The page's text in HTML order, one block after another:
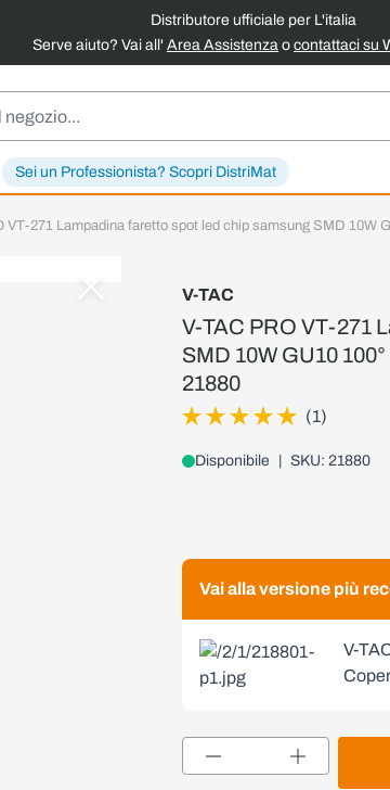
Distributore ufficiale per L'italia
Serve aiuto? Vai all' Area Assistenza o contattaci su
Sei un Professionista? Scopri DistriMat
VT-271 Lampadina faretto spot led chip samsung SMD 10W
V-TAC
V-TAC PRO VT-271
SMD 10W GU10
21880
(1)
Disponibile SKU: 21880
Vai alla versione più
V-